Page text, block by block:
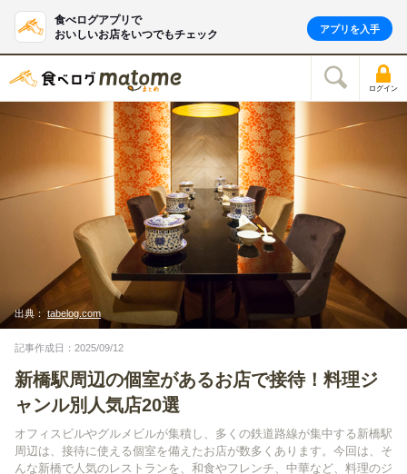
食べログアプリで
おいしいお店をいつでもチェック
アプリを入手
ログイン
出典： tabelog.com
記事作成日：2025/09/12
新橋駅周辺の個室があるお店で接待！料理ジ
ャンル別人気店20選
オフィスビルやグルメビルが集積し、多くの鉄道路線が集中する新橋駅
周辺は、接待に使える個室を備えたお店が数多くあります。今回は、そ
んな新橋で人気のレストランを、和食やフレンチ、中華など、料理のジ